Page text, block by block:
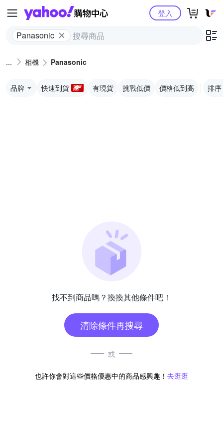
Yahoo購物中心
Panasonic
登入
相機 Panasonic
品牌 快速到貨 有現貨 挑戰低價 價格低到高 排序
找不到商品嗎？換換其他條件吧！
清除條件再搜尋
或
也許你會對這些價格優惠中的商品感興趣！ 去逛逛